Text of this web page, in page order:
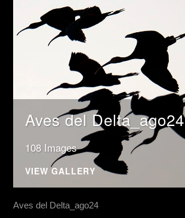
Aves del Delta_ago24
108 Images
VIEW GALLERY
Aves del Delta_ago24